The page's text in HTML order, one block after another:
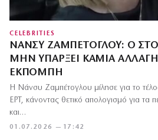
CELEBRITIES
ΝΆΝΣΥ ΖΑΜΠΈΤΟΓΛΟΥ: Ο
ΜΗΝ ΥΠΆΡΞΕΙ ΚΑΜΊΑ
ΕΚΠΟΜΠΉ
01.07.2026 — 17:42
Η Νάνσυ Ζαμπέτογλου μίλησε για το
ΕΡΤ, κάνοντας θετικό απολογισμό για τα
και…